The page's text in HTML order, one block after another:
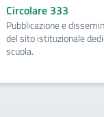
Circolare 333
Pubblicazione e
del sito istituzionale
scuola.